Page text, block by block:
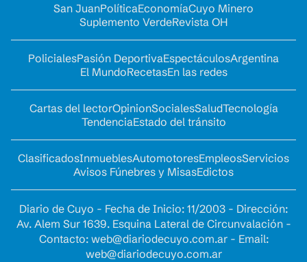
San JuanPolíticaEconomíaCuyo Minero
Suplemento VerdeRevista OH
PolicialesPasión DeportivaEspectáculosArgentina
El MundoRecetasEn las redes
Cartas del lectorOpinionSocialesSaludTecnología
TendenciaEstado del tránsito
ClasificadosInmueblesAutomotoresEmpleosServicios
Avisos Fúnebres y MisasEdictos
Diario de Cuyo - Fecha de Inicio: 11/2003 - Dirección:
Av. Alem Sur 1639. Esquina Lateral de Circunvalación -
Contacto: web@diariodecuyo.com.ar- Email:
web@diariodecuyo.com.ar